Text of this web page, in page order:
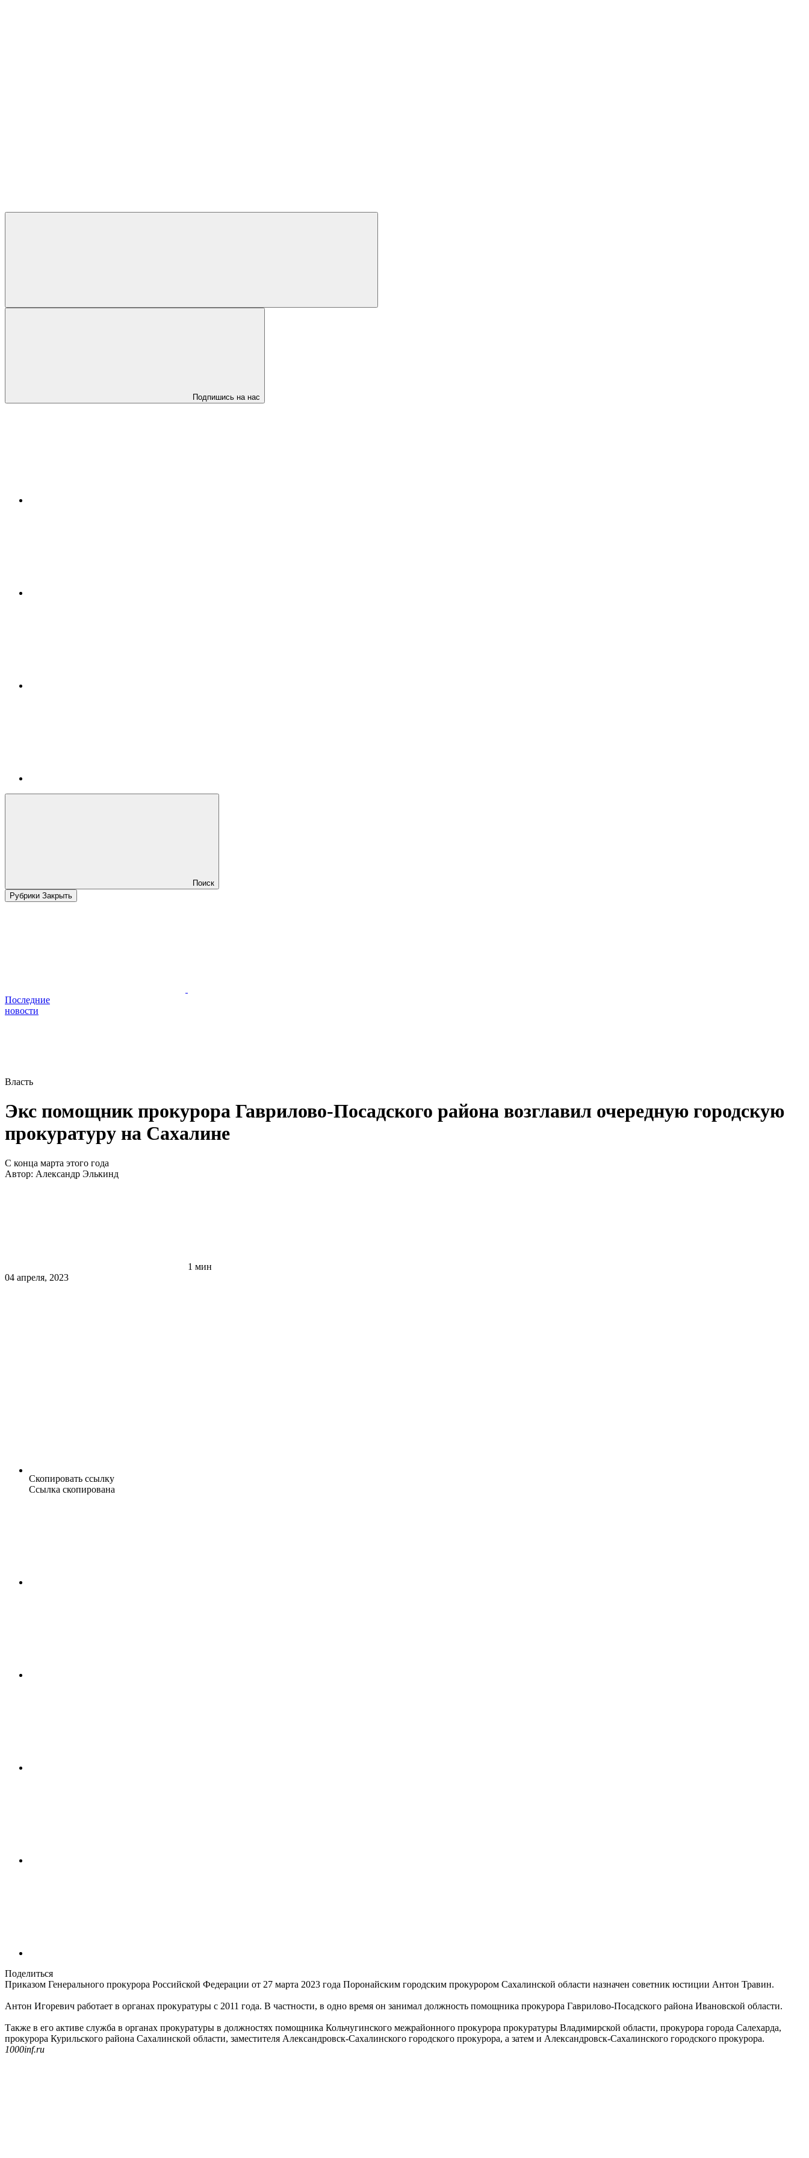
Подпишись на нас
Поиск
Рубрики Закрыть
Последние
новости
Власть
Экс помощник прокурора Гаврилово-Посадского района возглавил очередную городскую
прокуратуру на Сахалине
С конца марта этого года
Автор: Александр Элькинд
1 мин
04 апреля, 2023
Скопировать ссылку
Ссылка скопирована
Поделиться
Приказом Генерального прокурора Российской Федерации от 27 марта 2023 года Поронайским городским прокурором Сахалинской области назначен советник юстиции Антон Травин.
Антон Игоревич работает в органах прокуратуры с 2011 года. В частности, в одно время он занимал должность помощника прокурора Гаврилово-Посадского района Ивановской области.
Также в его активе служба в органах прокуратуры в должностях помощника Кольчугинского межрайонного прокурора прокуратуры Владимирской области, прокурора города Салехарда,
прокурора Курильского района Сахалинской области, заместителя Александровск-Сахалинского городского прокурора, а затем и Александровск-Сахалинского городского прокурора.
1000inf.ru